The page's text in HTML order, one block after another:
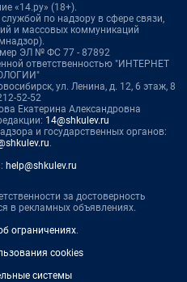
«14.ру» (18+).
по надзору в сфере связи,
и массовых коммуникаций
ЭЛ № ФС 77 - 87892
ответственностью "ИНТЕРНЕТ
ул. Ленина, д. 12, 6 этаж, 8
52-52
Екатерина Александровна
14@shkulev.ru
и государственных органов:
.
help@shkulev.ru
за достоверность
в рекламных объявлениях.
ограничениях.
cookies
системы